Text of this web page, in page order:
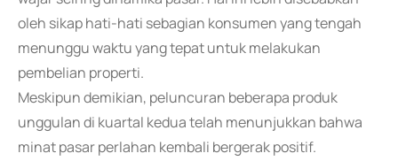
oleh sikap hati-hati sebagian konsumen yang tengah
menunggu waktu yang tepat untuk melakukan
pembelian properti.
Meskipun demikian, peluncuran beberapa produk
unggulan di kuartal kedua telah menunjukkan bahwa
minat pasar perlahan kembali bergerak positif.